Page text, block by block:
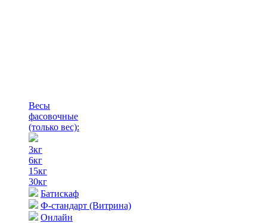
Весы
фасовочные
(только вес):
3кг
6кг
15кг
30кг
Батискаф
Ф-стандарт (Витрина)
Онлайн